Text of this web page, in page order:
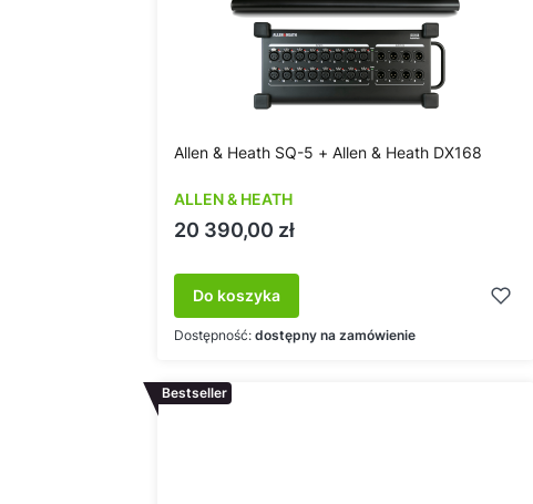
Allen & Heath SQ-5 + Allen & Heath DX168
ALLEN & HEATH
Cena
20 390,00 zł
Do koszyka
Dostępność: dostępny na zamówienie
Bestseller